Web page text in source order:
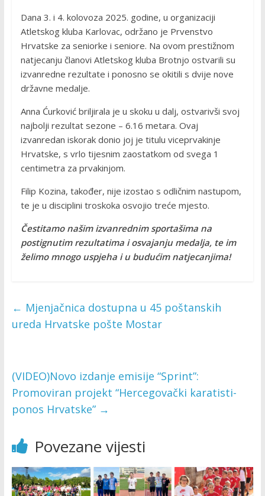
Dana 3. i 4. kolovoza 2025. godine, u organizaciji
Atletskog kluba Karlovac, održano je Prvenstvo
Hrvatske za seniorke i seniore. Na ovom prestižnom
natjecanju članovi Atletskog kluba Brotnjo ostvarili su
izvanredne rezultate i ponosno se okitili s dvije nove
državne medalje.
Anna Ćurković briljirala je u skoku u dalj, ostvarivši svoj
najbolji rezultat sezone – 6.16 metara. Ovaj
izvanredan iskorak donio joj je titulu viceprvakinje
Hrvatske, s vrlo tijesnim zaostatkom od svega 1
centimetra za prvakinjom.
Filip Kozina, također, nije izostao s odličnim nastupom,
te je u disciplini troskoka osvojio treće mjesto.
Čestitamo našim izvanrednim sportašima na
postignutim rezultatima i osvajanju medalja, te im
želimo mnogo uspjeha i u budućim natjecanjima!
← Mjenjačnica dostupna u 45 poštanskih
ureda Hrvatske pošte Mostar
(VIDEO)Novo izdanje emisije “Sprint”:
Promoviran projekt “Hercegovački karatisti-
ponos Hrvatske” →
Povezane vijesti